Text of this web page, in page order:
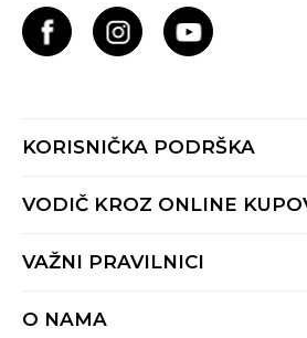
KORISNIČKA PODRŠKA
Provjeri status porudžbine
Radno vrijeme 9-16h
VODIČ KROZ ONLINE
Načini isporuke
Reklamacije
VAŽNI PRAVILNICI
O NAMA